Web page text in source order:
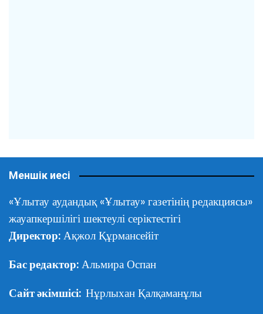
Меншік иесі
«Ұлытау аудандық «Ұлытау» газетінің редакциясы»
жауапкершілігі шектеулі серіктестігі
Директор: Ақжол Құрмансейіт
Бас редактор: Альмира Оспан
Сайт әкімшісі: Нұрлыхан Қалқаманұлы